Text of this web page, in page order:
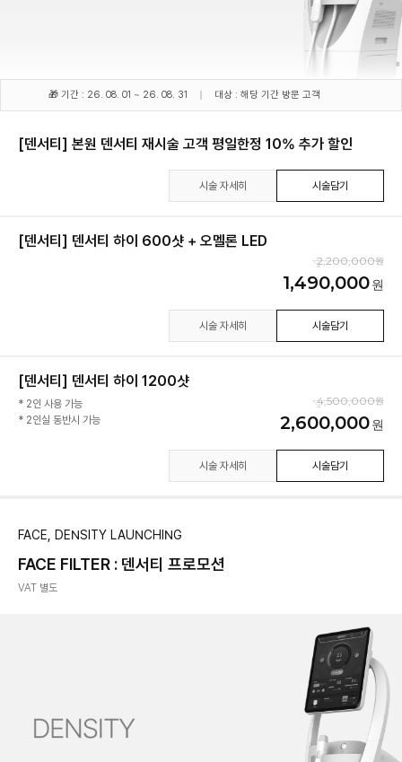
🎁 기간 : 26. 08. 01 ~ 26. 08. 31 대상 : 해당 기간 방문 고객
[덴서티] 본원 덴서티 재시술 고객 평일한정 10% 추가 할인
시술 자세히 시술담기
[덴서티] 덴서티 하이 600샷 + 오멜론 LED
2,200,000
1,490,000
시술 자세히 시술담기
[덴서티] 덴서티 하이 1200샷
* 2인 사용 가능
* 2인실 동반시 가능
4,500,000
2,600,000
시술 자세히 시술담기
FACE, DENSITY LAUNCHING
FACE FILTER : 덴서티 프로모션
VAT 별도